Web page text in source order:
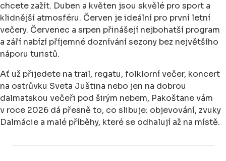
chcete zažít. Duben a květen jsou skvělé pro sport a
klidnější atmosféru. Červen je ideální pro první letní
večery. Červenec a srpen přinášejí nejbohatší program
a září nabízí příjemné doznívání sezony bez největšího
náporu turistů.
Ať už přijedete na trail, regatu, folklorní večer, koncert
na ostrůvku Sveta Juština nebo jen na dobrou
dalmatskou večeři pod širým nebem, Pakoštane vám
v roce 2026 dá přesně to, co slibuje: objevování, zvuky
Dalmácie a malé příběhy, které se odhalují až na místě.